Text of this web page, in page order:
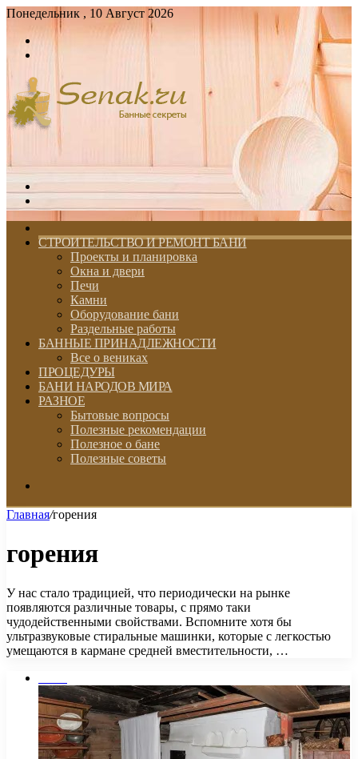
Понедельник , 10 Август 2026
Войти
skin
СТРОИТЕЛЬСТВО И РЕМОНТ БАНИ
Проекты и планировка
Окна и двери
Печи
Камни
Оборудование бани
Раздельные работы
БАННЫЕ ПРИНАДЛЕЖНОСТИ
Все о вениках
ПРОЦЕДУРЫ
БАНИ НАРОДОВ МИРА
РАЗНОЕ
Бытовые вопросы
Полезные рекомендации
Полезное о бане
Полезные советы
Главная/горения
горения
У нас стало традицией, что периодически на рынке
появляются различные товары, с прямо таки
чудодейственными свойствами. Вспомните хотя бы
ультразвуковые стиральные машинки, которые с легкостью
умещаются в кармане средней вместительности, …